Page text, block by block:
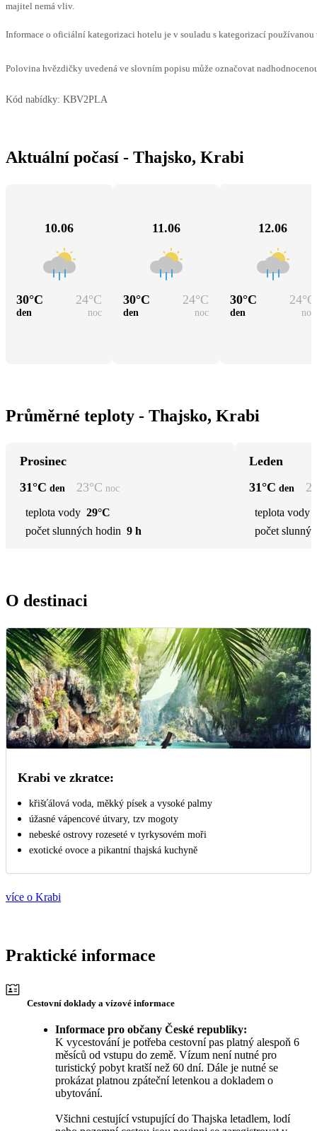
majitel nemá vliv.
Informace o oficiální kategorizaci hotelu je v souladu s kategorizací
Polovina hvězdičky uvedená ve slovním popisu může označovat
Kód nabídky: KBV2PLA
Aktuální počasí - Thajsko, Krabi
10.06
30°C 24°C
den noc
11.06
30°C 24°C
den noc
12.06
30°C 24°C
den noc
Průměrné teploty - Thajsko, Krabi
Prosinec
31°C den 23°C noc
teplota vody 29°C
počet slunných hodin 9 h
Leden
31°C den
teplota vody
počet
O destinaci
Krabi ve zkratce:
křišťálová voda, měkký písek a vysoké palmy
úžasné vápencové útvary, tzv mogoty
nebeské ostrovy rozeseté v tyrkysovém moři
exotické ovoce a pikantní thajská kuchyně
více o Krabi
Praktické informace
Cestovní doklady a vízové informace
Informace pro občany České republiky:
K vycestování je potřeba cestovní pas platný alespoň 6
měsíců od vstupu do země. Vízum není nutné pro
turistický pobyt kratší než 60 dní. Dále je nutné se
prokázat platnou zpáteční letenkou a dokladem o
ubytování.
Všichni cestující vstupující do Thajska letadlem, lodí